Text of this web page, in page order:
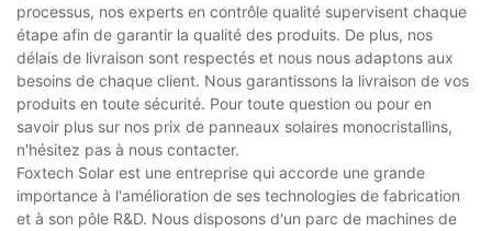
processus, nos experts en contrôle qualité supervisent chaque
étape afin de garantir la qualité des produits. De plus, nos
délais de livraison sont respectés et nous nous adaptons aux
besoins de chaque client. Nous garantissons la livraison de vos
produits en toute sécurité. Pour toute question ou pour en
savoir plus sur nos prix de panneaux solaires monocristallins,
n'hésitez pas à nous contacter.
Foxtech Solar est une entreprise qui accorde une grande
importance à l'amélioration de ses technologies de fabrication
et à son pôle R&D. Nous disposons d'un parc de machines de